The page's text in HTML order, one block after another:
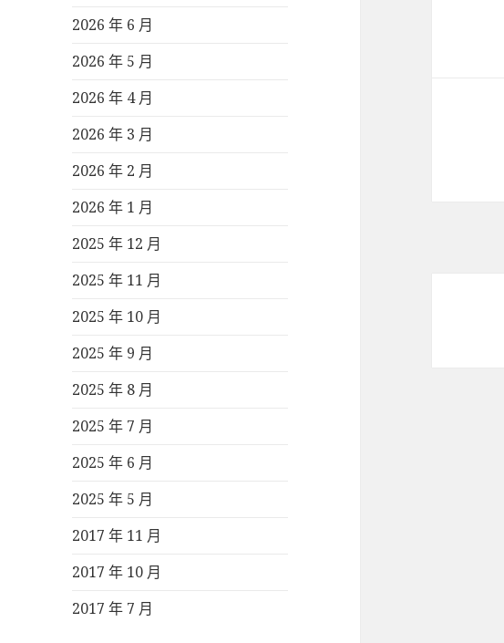
2026 年 6 月
2026 年 5 月
2026 年 4 月
2026 年 3 月
2026 年 2 月
2026 年 1 月
2025 年 12 月
2025 年 11 月
2025 年 10 月
2025 年 9 月
2025 年 8 月
2025 年 7 月
2025 年 6 月
2025 年 5 月
2017 年 11 月
2017 年 10 月
2017 年 7 月